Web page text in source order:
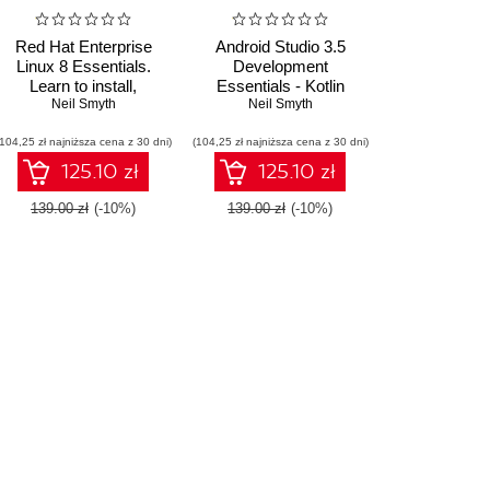
Red Hat Enterprise
Linux 8 Essentials.
Learn to install,
administer and deploy
Neil Smyth
zł najniższa cena z 30 dni)
125.10 zł
139.00 zł (-10%)
Android Studio 3.5
Development
Essentials - Kotlin
Edition. Developing
Using Android Studio
3.5, Kotlin and Android
Jetpack
Neil Smyth
(104,25 zł najniższa cena z 30 dni)
125.10 zł
139.00 zł (-10%)